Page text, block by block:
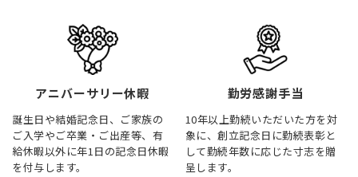
アニバーサリー休暇
誕生日や結婚記念日、ご家族の
ご入学やご卒業・ご出産等、有
給休暇以外に年1日の記念日休暇
を付与します。
勤労感謝手当
10年以上勤続いただいた方を対
象に、創立記念日に勤続表彰と
して勤続年数に応じた寸志を贈
呈します。